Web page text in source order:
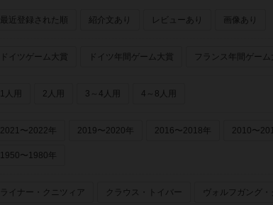
最近登録された順 紹介文あり レビューあり 画像あり
ドイツゲーム大賞 ドイツ年間ゲーム大賞 フランス年間ゲーム
1人用 2人用 3～4人用 4～8人用
2021〜2022年 2019〜2020年 2016〜2018年 2010〜
1950〜1980年
ライナー・クニツィア クラウス・トイバー ヴォルフガング